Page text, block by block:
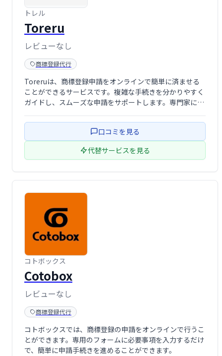
トレル
Toreru
レビューなし
商標登録代行
Toreruは、商標登録申請をオンラインで簡単に済ませる
ことができるサービスです。複雑な手続きを分かりやすく
ガイドし、スムーズな申請をサポートします。専門家によ
ます。 時間を節約し、確実に商標権を取得したい方におす
口コミを見る
代替サービスを見る
コトボックス
Cotobox
レビューなし
商標登録代行
コトボックスでは、商標登録の申請をオンラインで行うこ
とができます。専用のフォームに必要事項を入力するだけ
で、簡単に申請手続きを進めることができます。